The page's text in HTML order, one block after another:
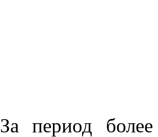
За период